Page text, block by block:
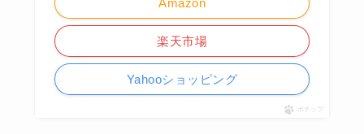
楽天市場
Yahooショッピング
ポチップ